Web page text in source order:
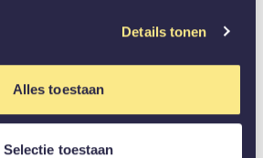
Details tonen
Alles toestaan
Selectie toestaan
Herroepingsrecht